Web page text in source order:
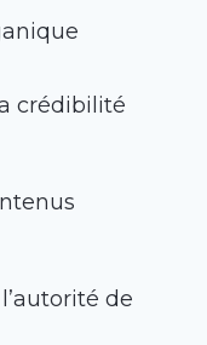
crédibilité
de